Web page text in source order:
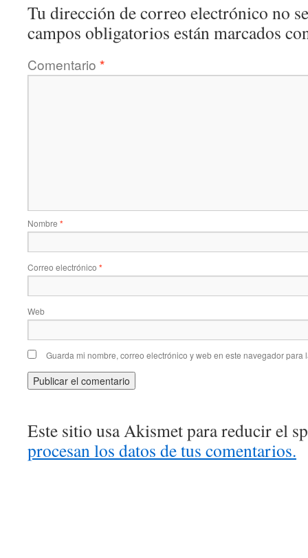
Tu dirección de correo electrónico no
campos obligatorios están marcados
Comentario *
Nombre *
Correo electrónico *
Web
Guarda mi nombre, correo electrónico y web en este navegador para
Este sitio usa Akismet para reducir el
procesan los datos de tus comentarios.